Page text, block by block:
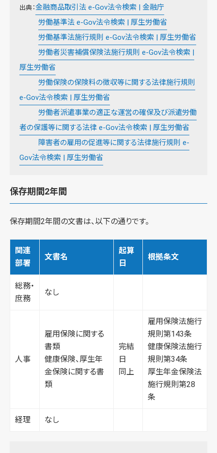
出典：金融商品取引法 e-Gov法令検索 | 金融庁
労働基準法 e-Gov法令検索 | 厚生労働省
労働基準法施行規則 e-Gov法令検索 | 厚生労働省
労働者災害補償保険法施行規則 e-Gov法令検索 |
厚生労働省
労働保険の保険料の徴収等に関する法律施行規則
e-Gov法令検索 | 厚生労働省
労働者派遣事業の適正な運営の確保及び派遣労働
者の保護等に関する法律 e-Gov法令検索 | 厚生労働省
障害者の雇用の促進等に関する法律施行規則 e-
Gov法令検索 | 厚生労働省
保存期間2年間
保存期間2年間の文書は、以下の通りです。
関連
部署
文書名
起算
日
根拠条文
総務・
庶務
なし
人事
雇用保険に関する
書類
健康保険、厚生年
金保険に関する書
類
完結
日
同上
雇用保険法施行
規則第143条
健康保険法施行
規則第34条
厚生年金保険法
施行規則第28
条
経理 なし